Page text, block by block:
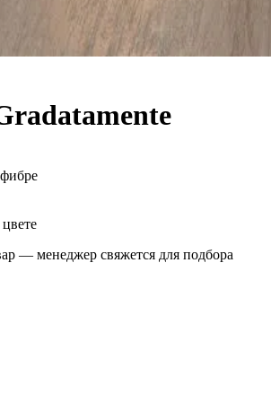
— менеджер свяжется для подбора